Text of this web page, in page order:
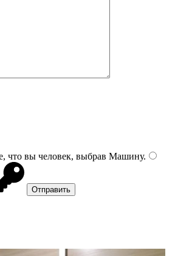
что вы человек, выбрав Машину.